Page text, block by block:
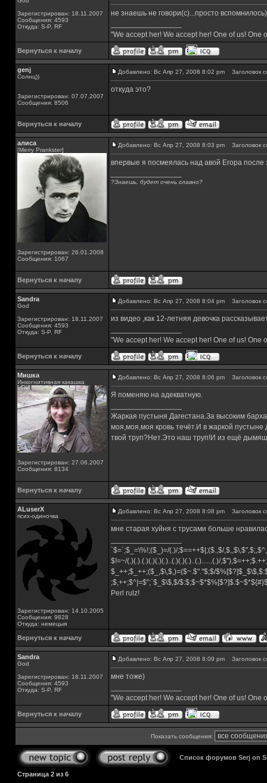
Зарегистрирован: 18.11.2007
Сообщения: 4593
Откуда: S-P, RF
не знаешь не говори(с)...просто вспомнилось)
"We accept her! We accept her! One of us!
Вернуться к началу
genj
Солнц))
Зарегистрирован: 07.07.2007
Сообщения: 8506
Добавлено: Вс Апр 27, 2008 8:02 pm Заголовок
откуда это?
Вернуться к началу
алиса
[Merry Prankster]
Зарегистрирован: 26.01.2008
Сообщения: 1067
Добавлено: Вс Апр 27, 2008 8:03 pm Заголовок
впервые я посмеялась над авой Егора после
?Знаешь, будет очень славно?
Вернуться к началу
Sandra
God
Зарегистрирован: 18.11.2007
Сообщения: 4593
Откуда: S-P, RF
Добавлено: Вс Апр 27, 2008 8:04 pm Заголовок
из видео ,как 12-летняя девочка
"We accept her! We accept her! One of us!
Вернуться к началу
Мишка
Инкогнитивная какашка
Зарегистрирован: 27.06.2007
Сообщения: 8134
Добавлено: Вс Апр 27, 2008 8:06 pm Заголовок
Я поменяю на адекватную.
Жаркая пустыня Дагестана.За высоким
моя,моя,моя кровь течёт.И в жаркой
твой труп?Нет.Это наш труп!И из ещё
Вернуться к началу
ALuserX
псих-одиночка
Зарегистрирован: 14.10.2005
Сообщения: 9828
Откуда: немецыя
Добавлено: Вс Апр 27, 2008 8:08 pm Заголовок
мне старая хуйня с трусами больше
`$=`;$_=\%!;($_)=/(.)/;$==++$|;($.,$/
$!=~/(.)(.).(.)(.)(.)(.)..(.)(.)(.)..(.)......(.)/
$_++;$_++;($_,$\,$,)=($~.$"."$;$/
;$,++;$^|=$";`$_$\$,$/
Perl rulz!
Вернуться к началу
Sandra
God
Зарегистрирован: 18.11.2007
Сообщения: 4593
Откуда: S-P, RF
Добавлено: Вс Апр 27, 2008 8:09 pm Заголовок
мне тоже)
"We accept her! We accept her! One of us!
Вернуться к началу
Показать сообщения:
Список форумов Serj on
Страница 2 из 6